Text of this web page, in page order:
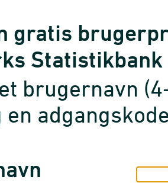
gratis
Statistikbank
brugernavn
en